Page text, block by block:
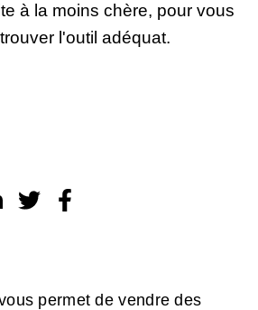
à la moins chère, pour vous
l'outil adéquat.
permet de vendre des